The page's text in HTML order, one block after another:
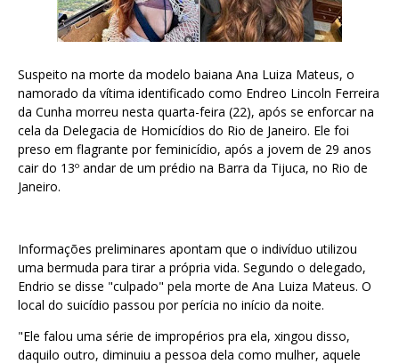
Suspeito na morte da modelo baiana Ana Luiza Mateus, o
namorado da vítima identificado como Endreo Lincoln Ferreira
da Cunha morreu nesta quarta-feira (22), após se enforcar na
cela da Delegacia de Homicídios do Rio de Janeiro. Ele foi
preso em flagrante por feminicídio, após a jovem de 29 anos
cair do 13º andar de um prédio na Barra da Tijuca, no Rio de
Janeiro.
Informações preliminares apontam que o indivíduo utilizou
uma bermuda para tirar a própria vida. Segundo o delegado,
Endrio se disse "culpado" pela morte de Ana Luiza Mateus. O
local do suicídio passou por perícia no início da noite.
"Ele falou uma série de impropérios pra ela, xingou disso,
daquilo outro, diminuiu a pessoa dela como mulher, aquele